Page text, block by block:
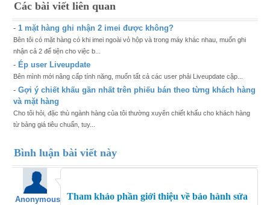
Các bài viết liên quan
- 1 mặt hàng ghi nhận 2 imei được không?
Bên tôi có mặt hàng có khi imei ngoài vỏ hộp và trong máy khác nhau, muốn ghi
nhận cả 2 để tiện cho việc b...
- Ép user Liveupdate
Bên mình mới nâng cấp tính năng, muốn tất cả các user phải Liveupdate cập...
- Gợi ý chiết khấu gần nhất trên phiếu bán theo từng khách hàng
và mặt hàng
Cho tôi hỏi, đặc thù ngành hàng của tôi thường xuyên chiết khấu cho khách hàng
từ bảng giá tiêu chuẩn, tuy...
Bình luận bài viết này
Anonymous
Tham khảo phần giới thiệu về bảo hành sửa